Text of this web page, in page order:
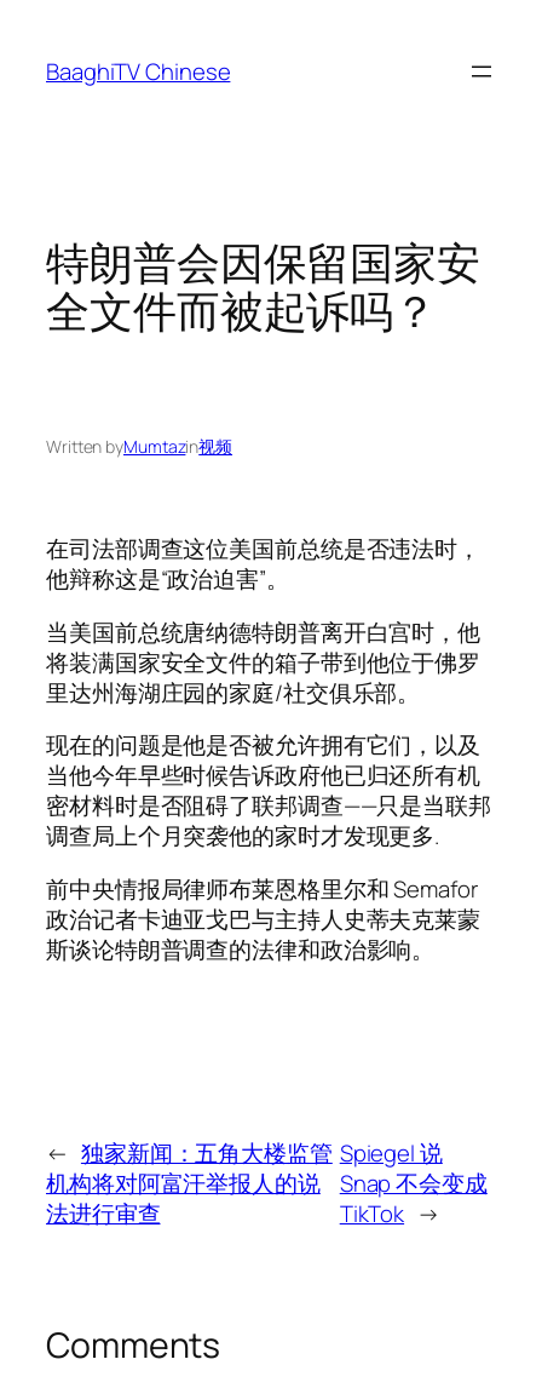
content
BaaghiTV Chinese
特朗普会因保留国家安
全文件而被起诉吗？
Written byMumtazin视频
在司法部调查这位美国前总统是否违法时，
他辩称这是“政治迫害”。
当美国前总统唐纳德特朗普离开白宫时，他
将装满国家安全文件的箱子带到他位于佛罗
里达州海湖庄园的家庭/社交俱乐部。
现在的问题是他是否被允许拥有它们，以及
当他今年早些时候告诉政府他已归还所有机
密材料时是否阻碍了联邦调查——只是当联邦
调查局上个月突袭他的家时才发现更多.
前中央情报局律师布莱恩格里尔和 Semafor
政治记者卡迪亚戈巴与主持人史蒂夫克莱蒙
斯谈论特朗普调查的法律和政治影响。
← 独家新闻：五角大楼监管
机构将对阿富汗举报人的说
法进行审查
Spiegel 说
Snap 不会变成
TikTok →
Comments